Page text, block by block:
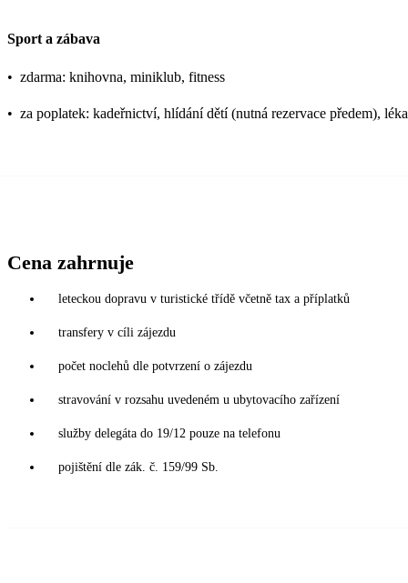
Sport a zábava
• zdarma: knihovna, miniklub, fitness
• za poplatek: kadeřnictví, hlídání dětí (nutná rezervace předem),
Cena zahrnuje
leteckou dopravu v turistické třídě včetně tax a příplatků
transfery v cíli zájezdu
počet noclehů dle potvrzení o zájezdu
stravování v rozsahu uvedeném u ubytovacího zařízení
služby delegáta do 19/12 pouze na telefonu
pojištění dle zák. č. 159/99 Sb.